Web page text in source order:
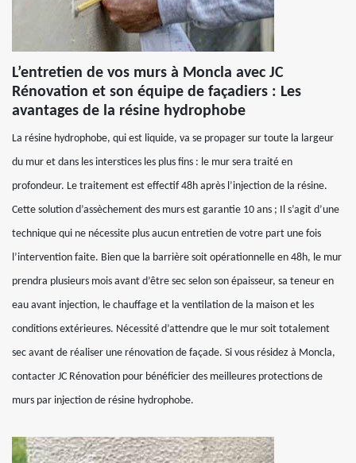
L’entretien de vos murs à Moncla avec JC
Rénovation et son équipe de façadiers : Les
avantages de la résine hydrophobe
La résine hydrophobe, qui est liquide, va se propager sur toute la largeur
du mur et dans les interstices les plus fins : le mur sera traité en
profondeur. Le traitement est effectif 48h après l’injection de la résine.
Cette solution d’assèchement des murs est garantie 10 ans ; Il s’agit d’une
technique qui ne nécessite plus aucun entretien de votre part une fois
l’intervention faite. Bien que la barrière soit opérationnelle en 48h, le mur
prendra plusieurs mois avant d’être sec selon son épaisseur, sa teneur en
eau avant injection, le chauffage et la ventilation de la maison et les
conditions extérieures. Nécessité d’attendre que le mur soit totalement
sec avant de réaliser une rénovation de façade. Si vous résidez à Moncla,
contacter JC Rénovation pour bénéficier des meilleures protections de
murs par injection de résine hydrophobe.